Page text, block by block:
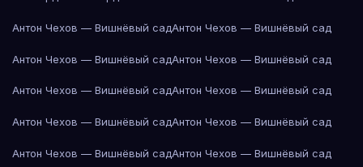
Антон Чехов — Вишнёвый садАнтон Чехов — Вишнёвый сад
Антон Чехов — Вишнёвый садАнтон Чехов — Вишнёвый сад
Антон Чехов — Вишнёвый садАнтон Чехов — Вишнёвый сад
Антон Чехов — Вишнёвый садАнтон Чехов — Вишнёвый сад
Антон Чехов — Вишнёвый садАнтон Чехов — Вишнёвый сад